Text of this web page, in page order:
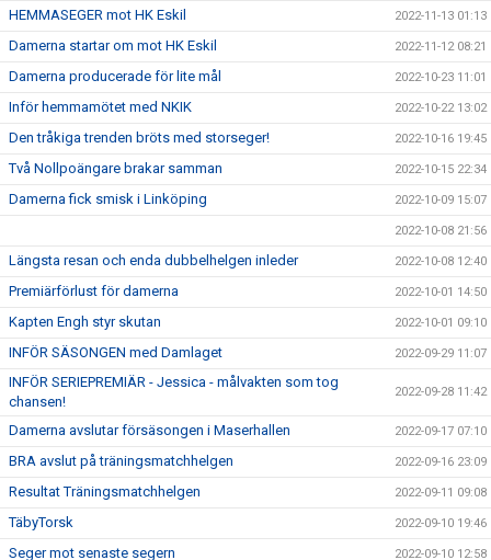
HEMMASEGER mot HK Eskil 2022-11-13 01:13
Damerna startar om mot HK Eskil 2022-11-12 08:21
Damerna producerade för lite mål 2022-10-23 11:01
Inför hemmamötet med NKIK 2022-10-22 13:02
Den tråkiga trenden bröts med storseger! 2022-10-16 19:45
Två Nollpoängare brakar samman 2022-10-15 22:34
Damerna fick smisk i Linköping 2022-10-09 15:07
2022-10-08 21:56
Längsta resan och enda dubbelhelgen inleder 2022-10-08 12:40
Premiärförlust för damerna 2022-10-01 14:50
Kapten Engh styr skutan 2022-10-01 09:10
INFÖR SÄSONGEN med Damlaget 2022-09-29 11:07
INFÖR SERIEPREMIÄR - Jessica - målvakten som tog
chansen!
2022-09-28 11:42
Damerna avslutar försäsongen i Maserhallen 2022-09-17 07:10
BRA avslut på träningsmatchhelgen 2022-09-16 23:09
Resultat Träningsmatchhelgen 2022-09-11 09:08
TäbyTorsk 2022-09-10 19:46
Seger mot senaste segern 2022-09-10 12:58